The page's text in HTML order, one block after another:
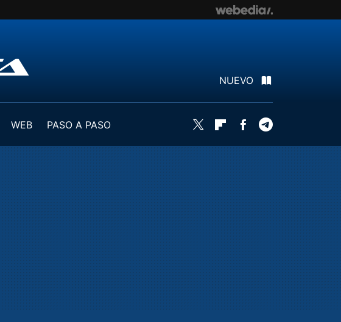
NUEVO
WEB
PASO A PASO
Twitter FlipboardFacebook